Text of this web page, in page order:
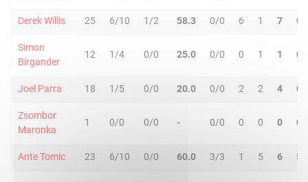
Derek Willis 25 6/10 1/2 58.3 0/0 6 1 7 0
Simon
Birgander
12 1/4 0/0 25.0 0/0 0 1 1 0
Joel Parra 18 1/5 0/0 20.0 0/0 2 2 4 0
Zsombor
Maronka
1 0/0 0/0 - 0/0 0 0 0 0
Ante Tomic 23 6/10 0/0 60.0 3/3 1 5 6 5